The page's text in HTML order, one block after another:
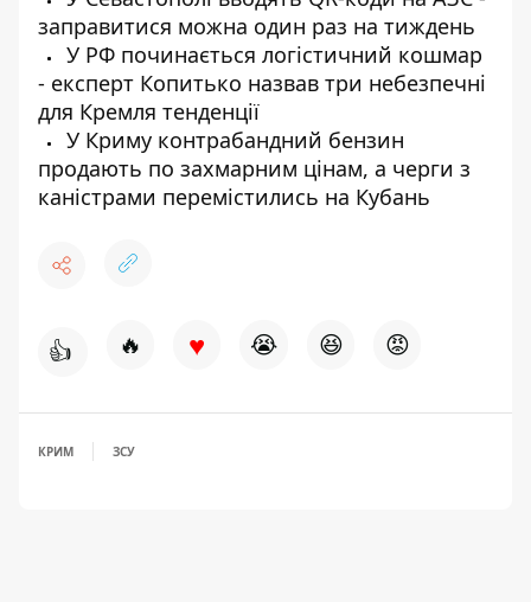
заправитися можна один раз на тиждень
У РФ починається логістичний кошмар
- експерт Копитько назвав три небезпечні
для Кремля тенденції
У Криму контрабандний бензин
продають по захмарним цінам, а черги з
каністрами перемістились на Кубань
👍 🔥 ♥ 😭 😆 😡
КРИМ ЗСУ